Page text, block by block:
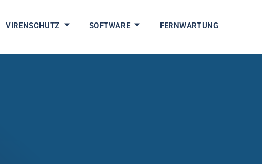
VIRENSCHUTZ SOFTWARE FERNWARTUNG